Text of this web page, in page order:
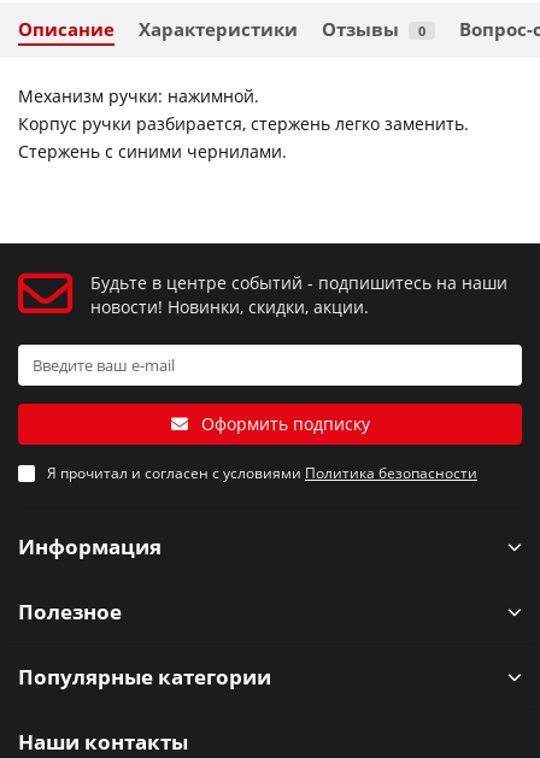
Описание Характеристики Отзывы 0 Вопрос-
Механизм ручки: нажимной.
Корпус ручки разбирается, стержень легко заменить.
Стержень с синими чернилами.
Будьте в центре событий - подпишитесь на наши
новости! Новинки, скидки, акции.
Оформить подписку
Я прочитал и согласен с условиями Политика безопасности
Информация
Полезное
Популярные категории
Наши контакты